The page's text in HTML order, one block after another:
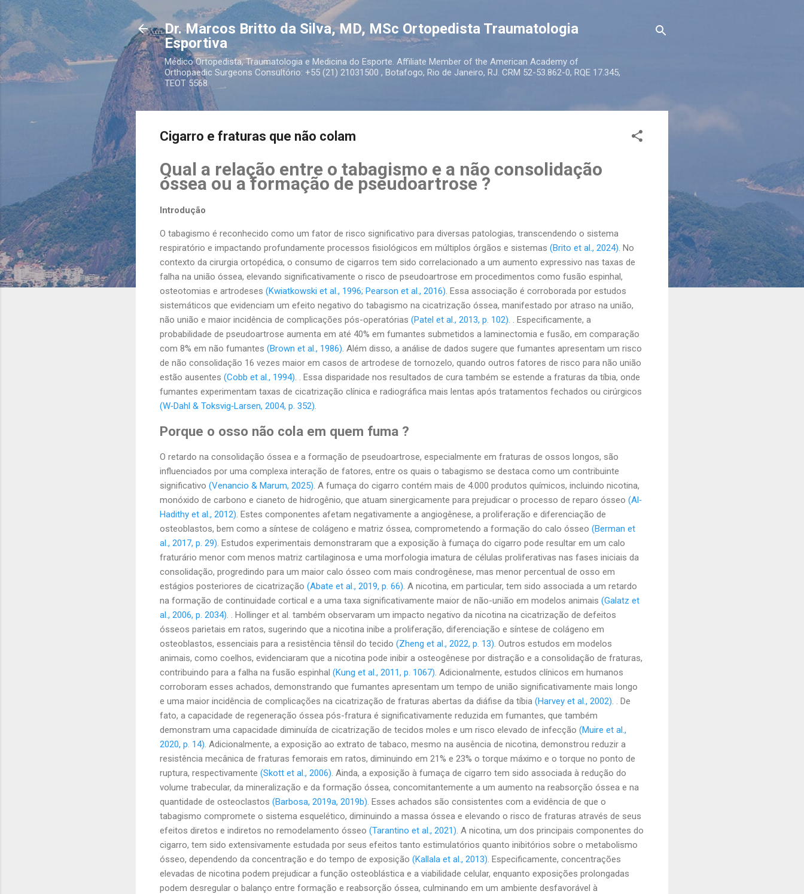
Pular para o conteúdo principal
Dr. Marcos Britto da Silva, MD, MSc Ortopedista Traumatologia
Esportiva
Médico Ortopedista, Traumatologia e Medicina do Esporte. Affiliate Member of the American Academy of
Orthopaedic Surgeons Consultório: +55 (21) 21031500 , Botafogo, Rio de Janeiro, RJ. CRM 52-53.862-0, RQE 17.345,
TEOT 5568
Cigarro e fraturas que não colam
Qual a relação entre o tabagismo e a não consolidação
óssea ou a formação de pseudoartrose ?
Introdução
O tabagismo é reconhecido como um fator de risco significativo para diversas patologias, transcendendo o sistema
respiratório e impactando profundamente processos fisiológicos em múltiplos órgãos e sistemas (Brito et al., 2024) . No
contexto da cirurgia ortopédica, o consumo de cigarros tem sido correlacionado a um aumento expressivo nas taxas de
falha na união óssea, elevando significativamente o risco de pseudoartrose em procedimentos como fusão espinhal,
osteotomias e artrodeses (Kwiatkowski et al., 1996; Pearson et al., 2016) . Essa associação é corroborada por estudos
sistemáticos que evidenciam um efeito negativo do tabagismo na cicatrização óssea, manifestado por atraso na união,
não união e maior incidência de complicações pós-operatórias (Patel et al., 2013, p. 102) . . Especificamente, a
probabilidade de pseudoartrose aumenta em até 40% em fumantes submetidos a laminectomia e fusão, em comparação
com 8% em não fumantes (Brown et al., 1986) . Além disso, a análise de dados sugere que fumantes apresentam um risco
de não consolidação 16 vezes maior em casos de artrodese de tornozelo, quando outros fatores de risco para não união
estão ausentes (Cobb et al., 1994) . . Essa disparidade nos resultados de cura também se estende a fraturas da tíbia, onde
fumantes experimentam taxas de cicatrização clínica e radiográfica mais lentas após tratamentos fechados ou cirúrgicos
(W‐Dahl & Toksvig‐Larsen, 2004, p. 352)
Porque o osso não cola em quem fuma ?
O retardo na consolidação óssea e a formação de pseudoartrose, especialmente em fraturas de ossos longos, são
influenciados por uma complexa interação de fatores, entre os quais o tabagismo se destaca como um contribuinte
significativo (Venancio & Marum, 2025). A fumaça do cigarro contém mais de 4.000 produtos químicos, incluindo nicotina,
monóxido de carbono e cianeto de hidrogênio, que atuam sinergicamente para prejudicar o processo de reparo ósseo (Al‐
Hadithy et al., 2012). Estes componentes afetam negativamente a angiogênese, a proliferação e diferenciação de
osteoblastos, bem como a síntese de colágeno e matriz óssea, comprometendo a formação do calo ósseo (Berman et
al., 2017, p. 29). Estudos experimentais demonstraram que a exposição à fumaça do cigarro pode resultar em um calo
fraturário menor com menos matriz cartilaginosa e uma morfologia imatura de células proliferativas nas fases iniciais da
consolidação, progredindo para um maior calo ósseo com mais condrogênese, mas menor percentual de osso em
estágios posteriores de cicatrização (Abate et al., 2019, p. 66). A nicotina, em particular, tem sido associada a um retardo
na formação de continuidade cortical e a uma taxa significativamente maior de não-união em modelos animais (Galatz et
al., 2006, p. 2034). . Hollinger et al. também observaram um impacto negativo da nicotina na cicatrização de defeitos
ósseos parietais em ratos, sugerindo que a nicotina inibe a proliferação, diferenciação e síntese de colágeno em
osteoblastos, essenciais para a resistência tênsil do tecido (Zheng et al., 2022, p. 13). Outros estudos em modelos
animais, como coelhos, evidenciaram que a nicotina pode inibir a osteogênese por distração e a consolidação de fraturas,
contribuindo para a falha na fusão espinhal (Kung et al., 2011, p. 1067). Adicionalmente, estudos clínicos em humanos
corroboram esses achados, demonstrando que fumantes apresentam um tempo de união significativamente mais longo
e uma maior incidência de complicações na cicatrização de fraturas abertas da diáfise da tíbia (Harvey et al., 2002). . De
fato, a capacidade de regeneração óssea pós-fratura é significativamente reduzida em fumantes, que também
demonstram uma capacidade diminuída de cicatrização de tecidos moles e um risco elevado de infecção (Muire et al.,
2020, p. 14). Adicionalmente, a exposição ao extrato de tabaco, mesmo na ausência de nicotina, demonstrou reduzir a
resistência mecânica de fraturas femorais em ratos, diminuindo em 21% e 23% o torque máximo e o torque no ponto de
ruptura, respectivamente (Skott et al., 2006). Ainda, a exposição à fumaça de cigarro tem sido associada à redução do
volume trabecular, da mineralização e da formação óssea, concomitantemente a um aumento na reabsorção óssea e na
quantidade de osteoclastos (Barbosa, 2019a, 2019b). Esses achados são consistentes com a evidência de que o
tabagismo compromete o sistema esquelético, diminuindo a massa óssea e elevando o risco de fraturas através de seus
efeitos diretos e indiretos no remodelamento ósseo (Tarantino et al., 2021). A nicotina, um dos principais componentes do
cigarro, tem sido extensivamente estudada por seus efeitos tanto estimulatórios quanto inibitórios sobre o metabolismo
ósseo, dependendo da concentração e do tempo de exposição (Kallala et al., 2013). Especificamente, concentrações
elevadas de nicotina podem prejudicar a função osteoblástica e a viabilidade celular, enquanto exposições prolongadas
podem desregular o balanço entre formação e reabsorção óssea, culminando em um ambiente desfavorável à